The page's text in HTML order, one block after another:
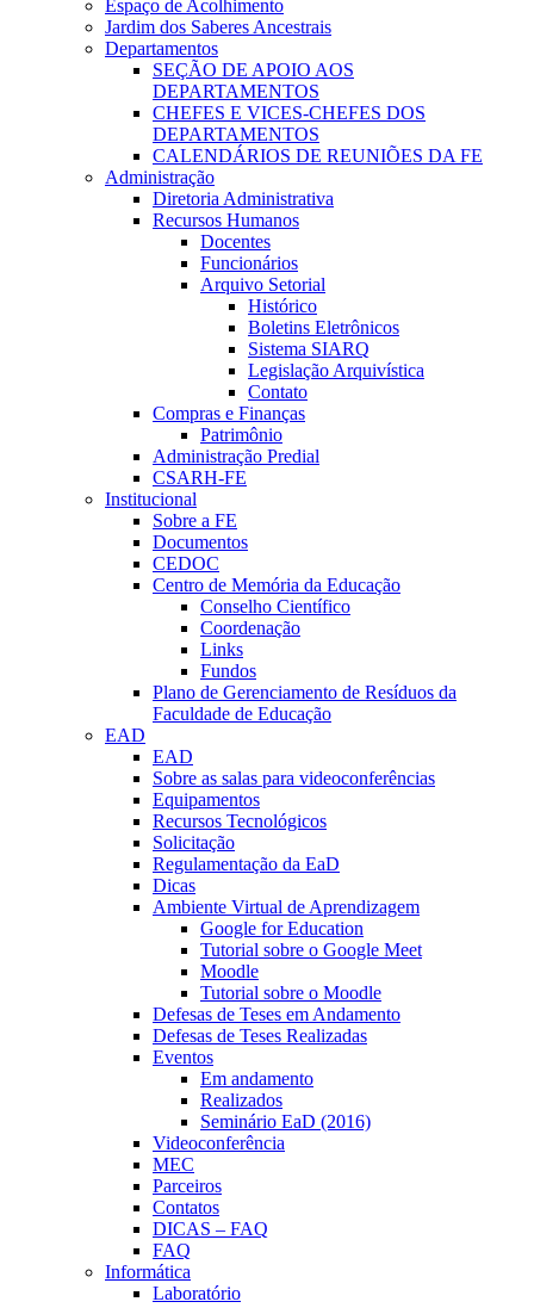
Espaço de Acolhimento
Jardim dos Saberes Ancestrais
Departamentos
SEÇÃO DE APOIO AOS
DEPARTAMENTOS
CHEFES E VICES-CHEFES DOS
DEPARTAMENTOS
CALENDÁRIOS DE REUNIÕES DA FE
Administração
Diretoria Administrativa
Recursos Humanos
Docentes
Funcionários
Arquivo Setorial
Histórico
Boletins Eletrônicos
Sistema SIARQ
Legislação Arquivística
Contato
Compras e Finanças
Patrimônio
Administração Predial
CSARH-FE
Institucional
Sobre a FE
Documentos
CEDOC
Centro de Memória da Educação
Conselho Científico
Coordenação
Links
Fundos
Plano de Gerenciamento de Resíduos da
Faculdade de Educação
EAD
EAD
Sobre as salas para videoconferências
Equipamentos
Recursos Tecnológicos
Solicitação
Regulamentação da EaD
Dicas
Ambiente Virtual de Aprendizagem
Google for Education
Tutorial sobre o Google Meet
Moodle
Tutorial sobre o Moodle
Defesas de Teses em Andamento
Defesas de Teses Realizadas
Eventos
Em andamento
Realizados
Seminário EaD (2016)
Videoconferência
MEC
Parceiros
Contatos
DICAS – FAQ
FAQ
Informática
Laboratório